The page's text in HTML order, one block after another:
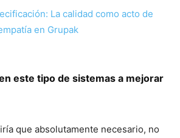
La calidad como acto de
en Grupak
este tipo de sistemas a mejorar
que absolutamente necesario, no